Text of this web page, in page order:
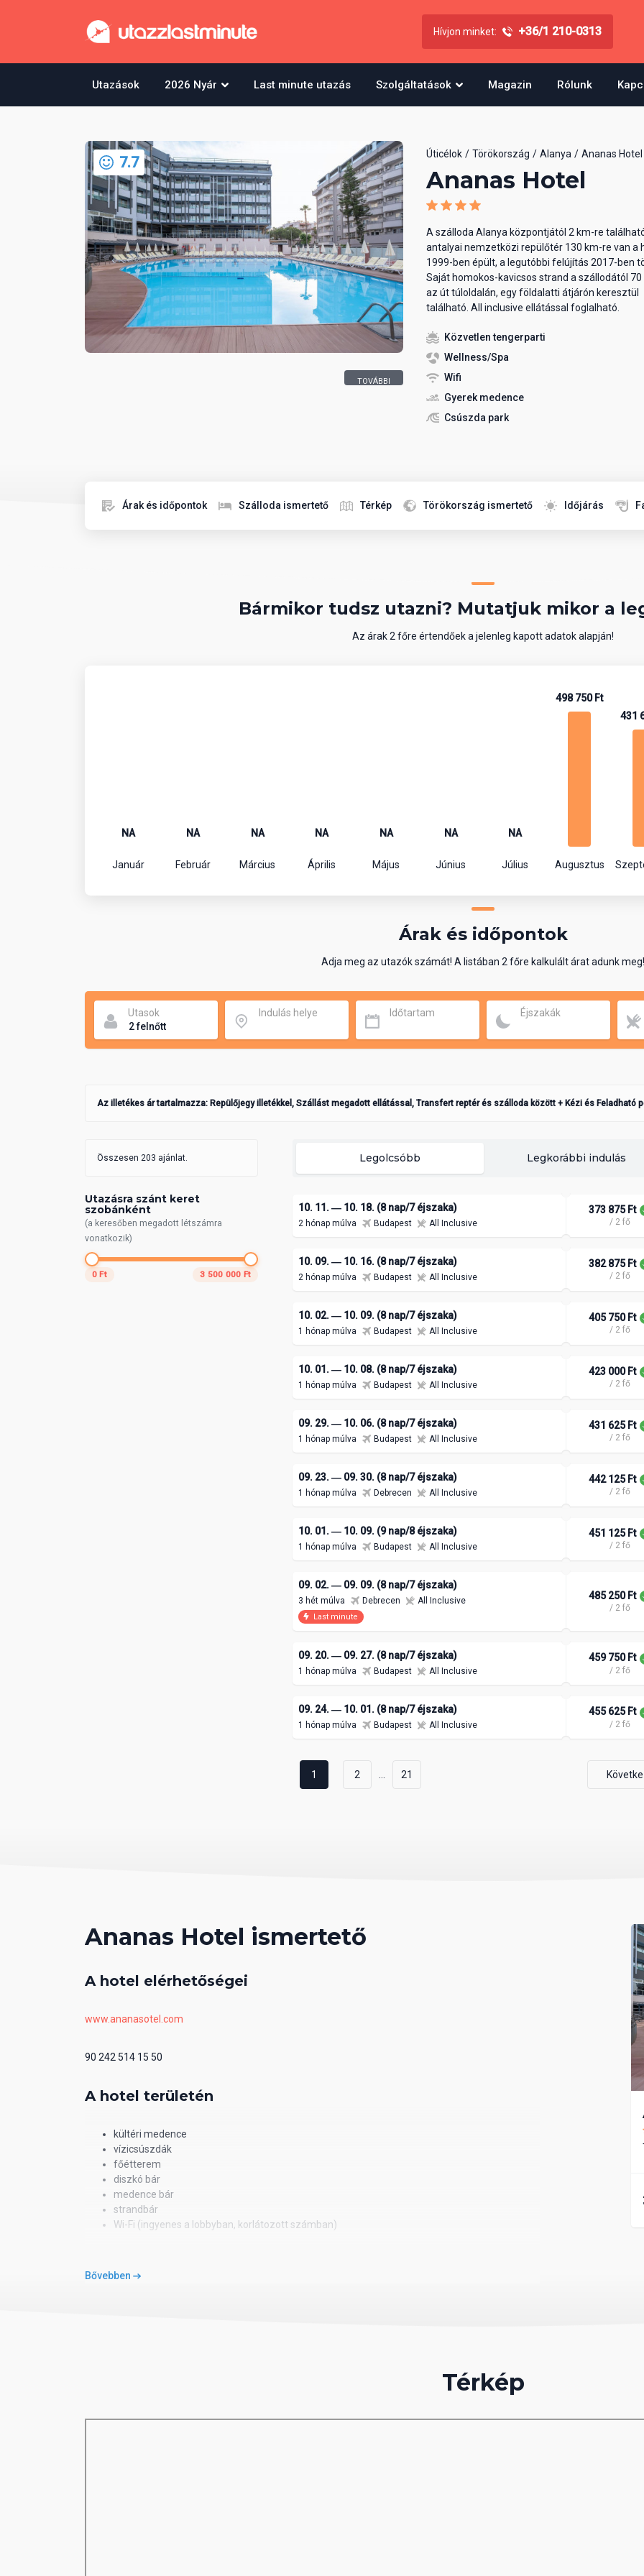
Hívjon minket: +36/1 210-0313
Utazások 2026 Nyár Last minute utazás Szolgáltatások Magazin Rólunk
7.7
TOVÁBBI
Úticélok Törökország Alanya Ananas Hotel
Ananas Hotel
A szálloda Alanya központjától 2 km-re
antalyai nemzetközi repülőtér 130 km-re van a
1999-ben épült, a legutóbbi felújítás 2017-ben
Saját homokos-kavicsos strand a szállodától 70
az út túloldalán, egy földalatti átjárón keresztül
található. All inclusive ellátással foglalható.
Közvetlen tengerparti
Wellness/Spa
Wifi
Gyerek medence
Csúszda park
Árak és időpontok Szálloda ismertető Térkép Törökország ismertető Időjárás
Bármikor tudsz utazni? Mutatjuk mikor a
Az árak 2 főre értendőek a jelenleg kapott adatok alapján!
NA
Január
NA
Február
NA
Március
NA
Április
NA
Május
NA
Június
NA
Július
498 750 Ft
Augusztus
431
Árak és időpontok
Adja meg az utazók számát! A listában 2 főre kalkulált árat adunk meg!
Utasok Indulás helye Időtartam Éjszakák
Az illetékes ár tartalmazza: Repülőjegy illetékkel, Szállást megadott ellátással, Transfert reptér és szálloda között + Kézi és Feladható
Összesen 203 ajánlat.
Utazásra szánt keret
szobánként
(a keresőben megadott létszámra
vonatkozik)
0 Ft 3 500 000 Ft
Legolcsóbb Legkorábbi indulás
10. 11. ― 10. 18. (8 nap/7 éjszaka)
2 hónap múlva Budapest All Inclusive
373 875 Ft
/ 2 fő
10. 09. ― 10. 16. (8 nap/7 éjszaka)
2 hónap múlva Budapest All Inclusive
382 875 Ft
/ 2 fő
10. 02. ― 10. 09. (8 nap/7 éjszaka)
1 hónap múlva Budapest All Inclusive
405 750 Ft
/ 2 fő
10. 01. ― 10. 08. (8 nap/7 éjszaka)
1 hónap múlva Budapest All Inclusive
423 000 Ft
/ 2 fő
09. 29. ― 10. 06. (8 nap/7 éjszaka)
1 hónap múlva Budapest All Inclusive
431 625 Ft
/ 2 fő
09. 23. ― 09. 30. (8 nap/7 éjszaka)
1 hónap múlva Debrecen All Inclusive
442 125 Ft
/ 2 fő
10. 01. ― 10. 09. (9 nap/8 éjszaka)
1 hónap múlva Budapest All Inclusive
451 125 Ft
/ 2 fő
09. 02. ― 09. 09. (8 nap/7 éjszaka)
3 hét múlva Debrecen All Inclusive
Last minute
485 250 Ft
/ 2 fő
09. 20. ― 09. 27. (8 nap/7 éjszaka)
1 hónap múlva Budapest All Inclusive
459 750 Ft
/ 2 fő
09. 24. ― 10. 01. (8 nap/7 éjszaka)
1 hónap múlva Budapest All Inclusive
455 625 Ft
/ 2 fő
1 2 21
Ananas Hotel ismertető
A hotel elérhetőségei
www.ananasotel.com
90 242 514 15 50
A hotel területén
kültéri medence
vízicsúszdák
főétterem
diszkó bár
medence bár
strandbár
Wi-Fi (ingyenes a lobbyban, korlátozott számban)
Bővebben
Térkép